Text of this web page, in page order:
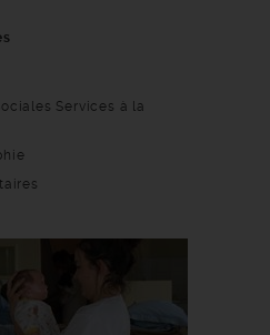
Services à la